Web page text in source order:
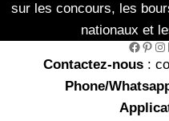
sur les concours, les
nationaux et
Facebook Pinterest Instagram
Contactez-nous :
Phone/